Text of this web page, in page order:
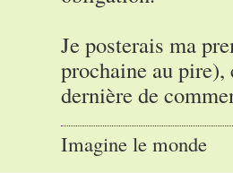
Je posterais ma
prochaine au
dernière de
Imagine le monde